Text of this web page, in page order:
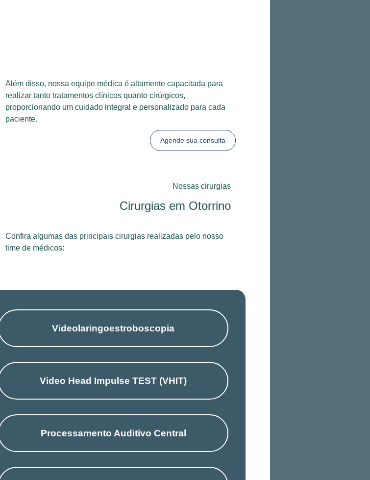
Além disso, nossa equipe médica é altamente capacitada para
realizar tanto tratamentos clínicos quanto cirúrgicos,
proporcionando um cuidado integral e personalizado para cada
paciente.
Agende sua consulta
Nossas cirurgias
Cirurgias em Otorrino
Confira algumas das principais cirurgias realizadas pelo nosso
time de médicos:
Videolaringoestroboscopia
Video Head Impulse TEST (VHIT)
Processamento Auditivo Central